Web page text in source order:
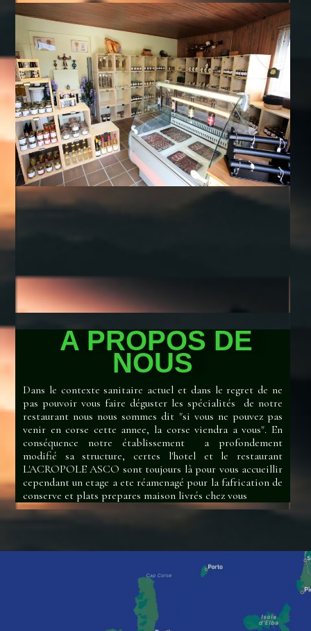
A PROPOS DE
NOUS
Dans le contexte sanitaire actuel et dans le regret de ne
pas pouvoir vous faire déguster les spécialités de notre
restaurant nous nous sommes dit "si vous ne pouvez pas
venir en corse cette annee, la corse viendra a vous". En
conséquence notre établissement a profondement
modifié sa structure, certes l'hotel et le restaurant
L'ACROPOLE ASCO sont toujours là pour vous accueillir
cependant un etage a ete réamenagé pour la fafrication de
conserve et plats prepares maison livrés chez vous